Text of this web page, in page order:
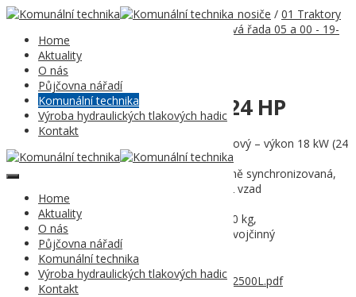
Home
Aktuality
O nás
Půjčovna nářadí
Komunální technika
Výroba hydraulických tlakových hadic
Kontakt
Home
Aktuality
O nás
Půjčovna nářadí
Komunální technika
Výroba hydraulických tlakových hadic
Kontakt
Domů/Komunální technika/01 Traktorové nosiče / 01 Traktory
01 Traktory BRANSON modelová řada 05 a 00 - 19-
24 HP / 03 BRANSON 2500L – 24 HP
03 BRANSON 2500L – 24 HP
Motor: vznětový, atmosférický, 3 válcový – výkon 18 kW (24
HP)
Převodovka: mechanická, reverzní, plně synchronizovaná,
počet převodových stupňů 6 vpřed+2 vzad
VH zadní – 540/960 ot./min.
Hydraulika: 18,3 l/mn., zdvihací síla 650 kg,
Hydraulické okruhy: 1 x okruh vzadu dvojčinný
TBZ kategorie I
03_Produktový_list_WEB_01_2021_Branson_2500L.pdf